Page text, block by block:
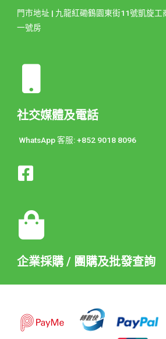
門市地址 | 九龍紅磡鶴園東街11號凱旋工
一號房
社交媒體及電話
WhatsApp 客服: +852 9018 8096
企業採購 / 團購及批發查詢